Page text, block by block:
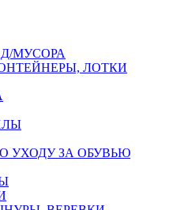
МУСОРА
ЛОТКИ
УХОДУ ЗА ОБУВЬЮ